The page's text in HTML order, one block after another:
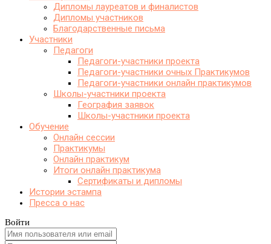
Дипломы лауреатов и финалистов
Дипломы участников
Благодарственные письма
Участники
Педагоги
Педагоги-участники проекта
Педагоги-участники очных Практикумов
Педагоги-участники онлайн практикумов
Школы-участники проекта
География заявок
Школы-участники проекта
Обучение
Онлайн сессии
Практикумы
Онлайн практикум
Итоги онлайн практикума
Сертификаты и дипломы
Истории эстампа
Пресса о нас
Войти